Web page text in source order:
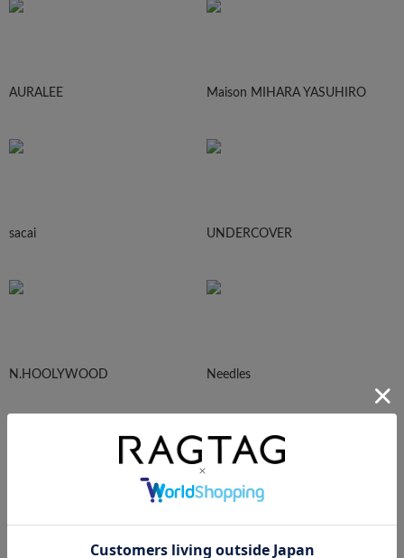
AURALEE Maison MIHARA YASUHIRO
sacai UNDERCOVER
N.HOOLYWOOD Needles